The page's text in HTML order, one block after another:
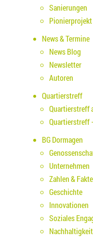
Sanierungen
Pionierprojekt
News & Termine
News Blog
Newsletter
Autoren
Quartierstreff
Quartierstreff
Quartierstreff
BG Dormagen
Unternehmen
Zahlen &
Geschichte
Innovationen
Soziales